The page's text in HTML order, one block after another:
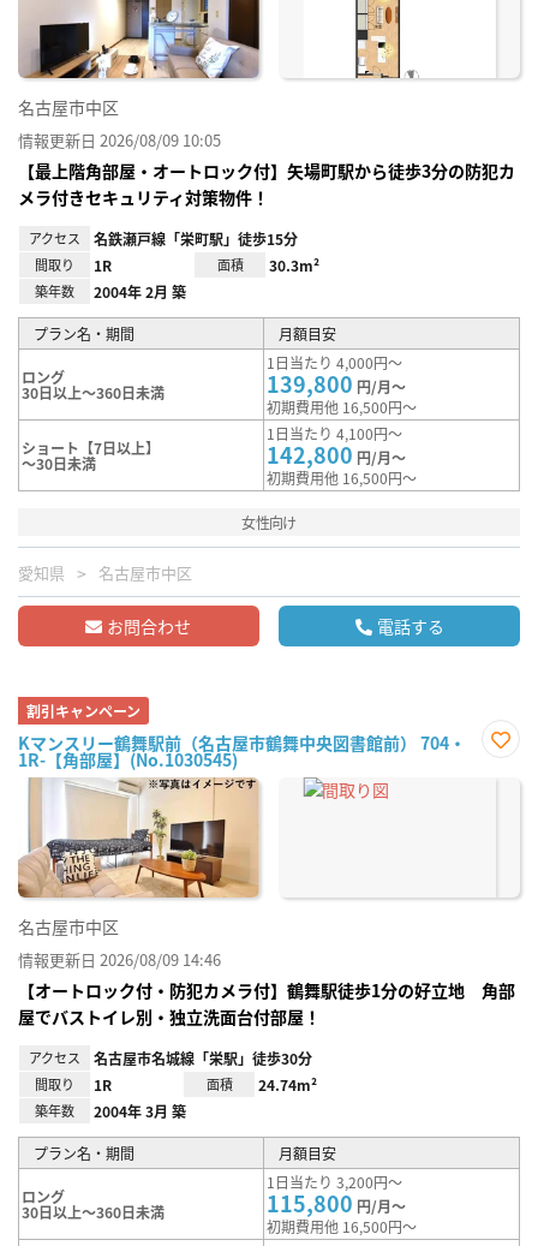
名古屋市中区
情報更新日 2026/08/09 10:05
【最上階角部屋・オートロック付】矢場町駅から徒歩3分の防犯カ
メラ付きセキュリティ対策物件！
アクセス 名鉄瀬戸線「栄町駅」徒歩15分
間取り 1R 面積 30.3m²
築年数 2004年 2月 築
プラン名・期間 月額目安
ロング
30日以上～360日未満
1日当たり 4,000円～
139,800 円/月～
初期費用他 16,500円～
ショート【7日以上】
～30日未満
1日当たり 4,100円～
142,800 円/月～
初期費用他 16,500円～
女性向け
愛知県 名古屋市中区
お問合わせ 電話する
割引キャンペーン
Kマンスリー鶴舞駅前（名古屋市鶴舞中央図書館前） 704・
1R-【角部屋】(No.1030545)
に入
名古屋市中区
情報更新日 2026/08/09 14:46
【オートロック付・防犯カメラ付】鶴舞駅徒歩1分の好立地 角部
屋でバストイレ別・独立洗面台付部屋！
アクセス 名古屋市名城線「栄駅」徒歩30分
間取り 1R 面積 24.74m²
築年数 2004年 3月 築
プラン名・期間 月額目安
ロング
30日以上～360日未満
1日当たり 3,200円～
115,800 円/月～
初期費用他 16,500円～